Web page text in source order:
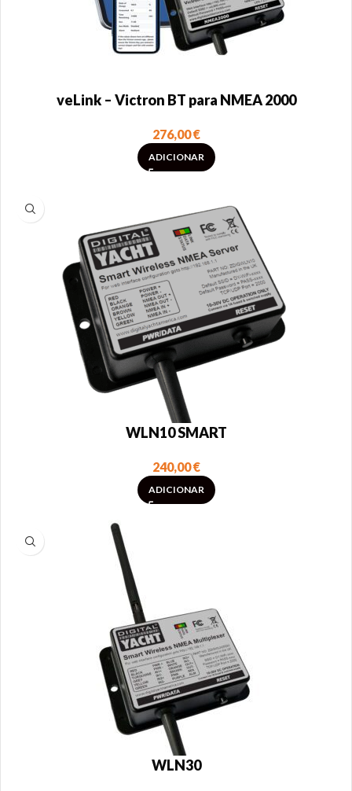
veLink – Victron BT para NMEA 2000
276,00€
ADICIONAR
WLN10 SMART
240,00€
ADICIONAR
WLN30